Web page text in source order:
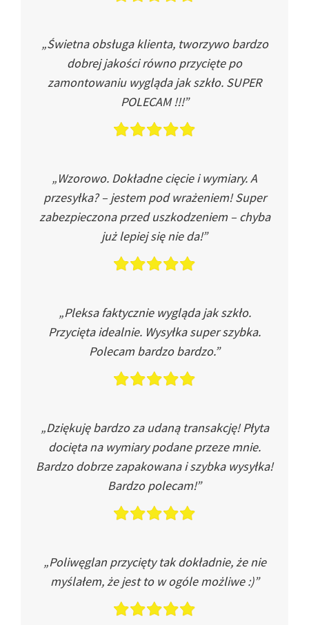
„Świetna obsługa klienta, tworzywo bardzo
dobrej jakości równo przycięte po
zamontowaniu wygląda jak szkło. SUPER
POLECAM !!!”
„Wzorowo. Dokładne cięcie i wymiary. A
przesyłka? – jestem pod wrażeniem! Super
zabezpieczona przed uszkodzeniem – chyba
już lepiej się nie da!”
„Pleksa faktycznie wygląda jak szkło.
Przycięta idealnie. Wysyłka super szybka.
Polecam bardzo bardzo.”
„Dziękuję bardzo za udaną transakcję! Płyta
docięta na wymiary podane przeze mnie.
Bardzo dobrze zapakowana i szybka wysyłka!
Bardzo polecam!”
„Poliwęglan przycięty tak dokładnie, że nie
myślałem, że jest to w ogóle możliwe :)”